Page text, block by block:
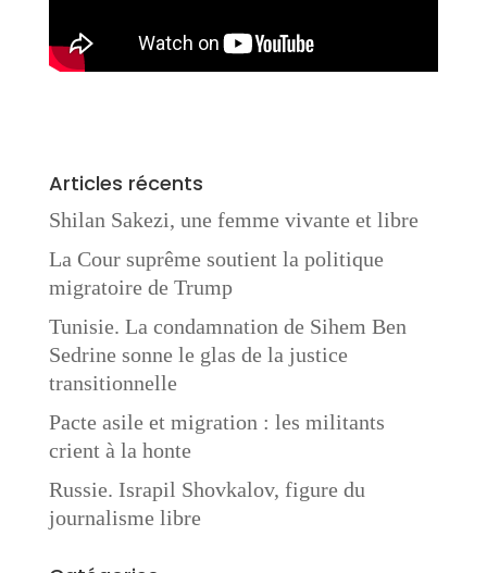
Articles récents
Shilan Sakezi, une femme vivante et libre
La Cour suprême soutient la politique
migratoire de Trump
Tunisie. La condamnation de Sihem Ben
Sedrine sonne le glas de la justice
transitionnelle
Pacte asile et migration : les militants
crient à la honte
Russie. Israpil Shovkalov, figure du
journalisme libre